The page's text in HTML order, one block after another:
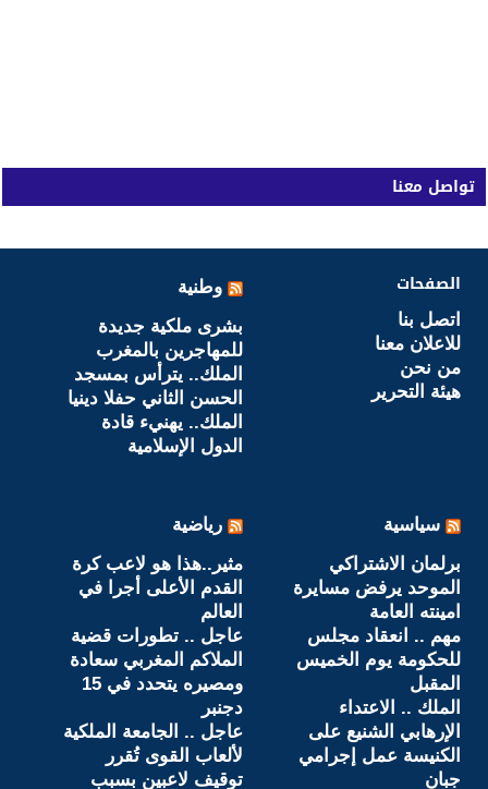
تواصل معنا
الصفحات
اتصل بنا
للاعلان معنا
من نحن
هيئة التحرير
وطنية
بشرى ملكية جديدة
للمهاجرين بالمغرب
الملك.. يترأس بمسجد
الحسن الثاني حفلا دينيا
الملك.. يهنيء قادة
الدول الإسلامية
سياسية
برلمان الاشتراكي
الموحد يرفض مسايرة
امينته العامة
مهم .. انعقاد مجلس
للحكومة يوم الخميس
المقبل
الملك .. الاعتداء
الإرهابي الشنيع على
الكنيسة عمل إجرامي
جبان
رياضية
مثير..هذا هو لاعب كرة
القدم الأعلى أجرا في
العالم
عاجل .. تطورات قضية
الملاكم المغربي سعادة
ومصيره يتحدد في 15
دجنبر
عاجل .. الجامعة الملكية
لألعاب القوى تُقرر
توقيف لاعبين بسبب